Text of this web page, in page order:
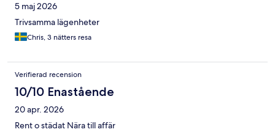
5 maj 2026
Trivsamma lägenheter
Chris, 3 nätters resa
Verifierad recension
10/10 Enastående
20 apr. 2026
Rent o städat Nära till affär